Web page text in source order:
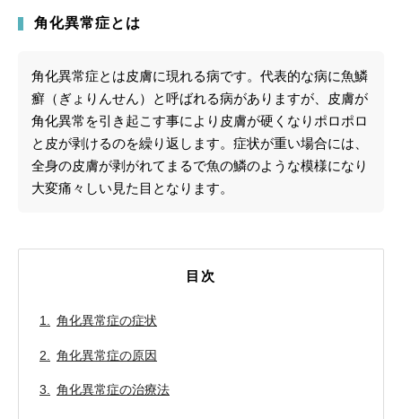
角化異常症とは
角化異常症とは皮膚に現れる病です。代表的な病に魚鱗
癬（ぎょりんせん）と呼ばれる病がありますが、皮膚が
角化異常を引き起こす事により皮膚が硬くなりポロポロ
と皮が剥けるのを繰り返します。症状が重い場合には、
全身の皮膚が剥がれてまるで魚の鱗のような模様になり
大変痛々しい見た目となります。
目次
角化異常症の症状
角化異常症の原因
角化異常症の治療法